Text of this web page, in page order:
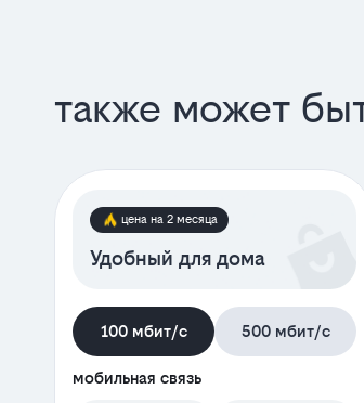
также может
цена на 2 месяца
Удобный для дома
100 мбит/с 500 мбит/с
мобильная связь